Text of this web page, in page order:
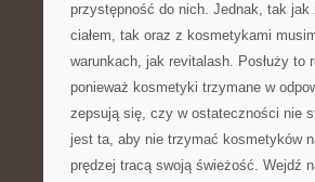
przystępność do nich. Jednak, tak
ciałem, tak oraz z kosmetykami
warunkach, jak revitalash. Posłuży
ponieważ kosmetyki trzymane w
zepsują się, czy w ostateczności nie
jest ta, aby nie trzymać kosmetyków
prędzej tracą swoją świeżość. Wejdź